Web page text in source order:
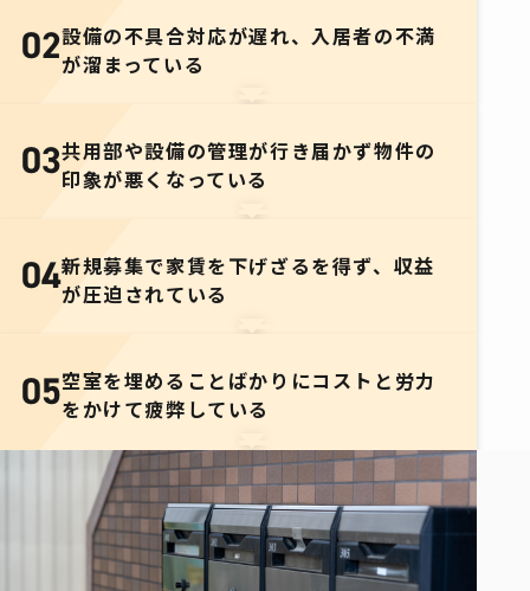
02設備の不具合対応が遅れ、 入居者の不満
が溜まっている
03共用部や設備の管理が行き届かず物件の
印象が悪くなっている
04新規募集で家賃を下げざるを得ず、 収益
が圧迫されている
05空室を埋めることばかりにコストと労力
をかけて疲弊している